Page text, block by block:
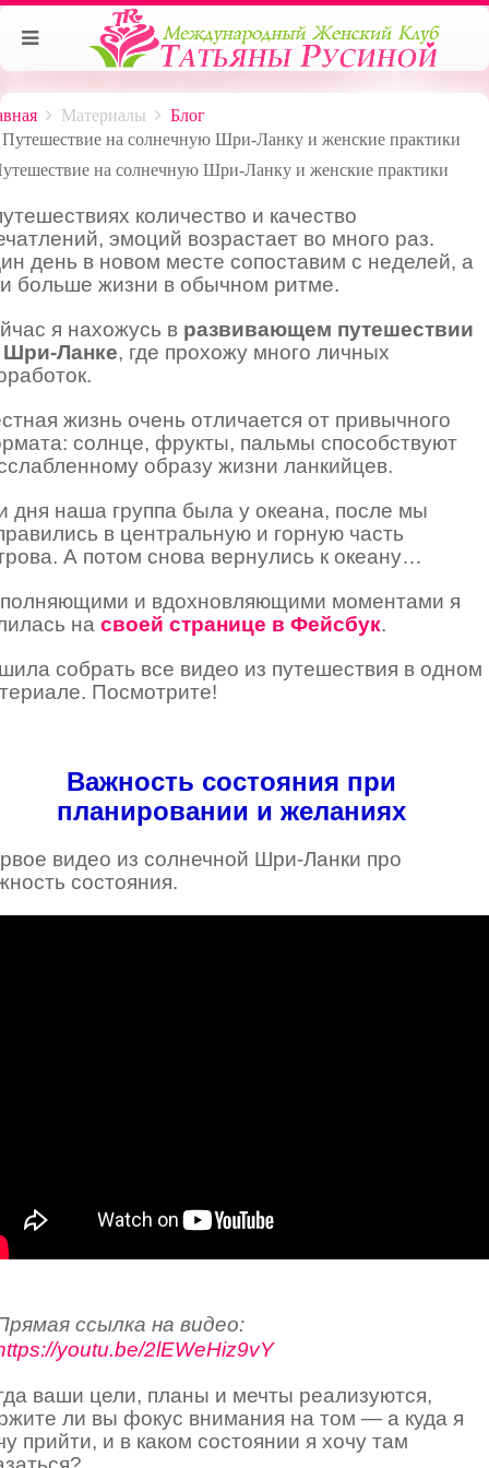
Материалы
Блог
Путешествие на солнечную Шри-Ланку и женские практики
количество и качество
эмоций возрастает во много раз.
день в новом месте сопоставим с неделей, а
больше жизни в обычном ритме.
я нахожусь в развивающем путешествии
Шри-Ланке, где прохожу много личных
жизнь очень отличается от привычного
солнце, фрукты, пальмы способствуют
образу жизни ланкийцев.
дня наша группа была у океана, после мы
в центральную и горную часть
А потом снова вернулись к океану…
и вдохновляющими моментами я
на своей странице в Фейсбук.
собрать все видео из путешествия в одном
Посмотрите!
Важность состояния при
планировании и желаниях
видео из солнечной Шри-Ланки про
состояния.
ссылка на видео:
youtu.be/2lEWeHiz9vY
ваши цели, планы и мечты реализуются,
ли вы фокус внимания на том — а куда я
прийти, и в каком состоянии я хочу там